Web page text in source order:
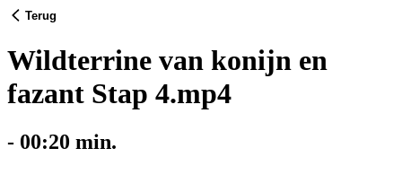
Terug
Wildterrine van konijn en
fazant Stap 4.mp4
- 00:20 min.